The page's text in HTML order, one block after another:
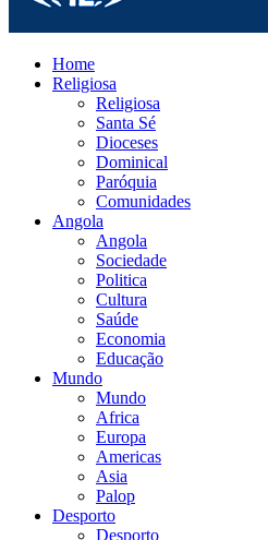
Home
Religiosa
Religiosa
Santa Sé
Dioceses
Dominical
Paróquia
Comunidades
Angola
Angola
Sociedade
Politica
Cultura
Saúde
Economia
Educação
Mundo
Mundo
Africa
Europa
Americas
Asia
Palop
Desporto
Desporto